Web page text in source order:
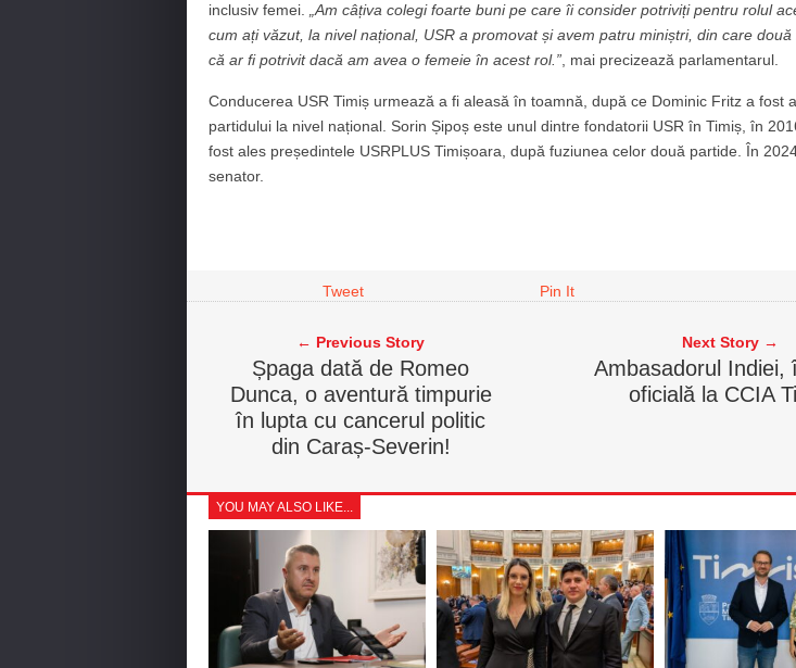
inclusiv femei.
„Am câțiva colegi foarte buni pe care îi consider potriviți pentru rolul
cum ați văzut, la nivel național, USR a promovat și avem patru miniștri, din care
că ar fi potrivit dacă am avea o femeie în acest rol.” , mai precizează parlamentarul.
Conducerea USR Timiș urmează a fi aleasă în toamnă, după ce Dominic Fritz a fost
partidului la nivel național. Sorin Șipoș este unul dintre fondatorii USR în Timiș, în
fost ales președintele USRPLUS Timișoara, după fuziunea celor două partide. În
senator.
Tweet Pin It
← Previous Story
Șpaga dată de Romeo
Dunca, o aventură timpurie
în lupta cu cancerul politic
din Caraș-Severin!
Next Story →
Ambasadorul Indiei,
oficială la CCIA
YOU MAY ALSO LIKE...